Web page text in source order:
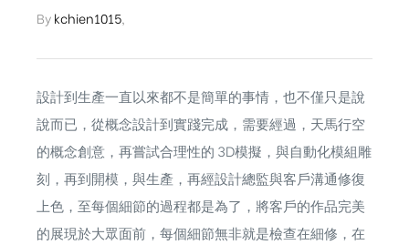
Bykchien1015
設計到生產一直以來都不是簡單的事情，也不僅只是說
說而已，從概念設計到實踐完成，需要經過，天馬行空
的概念創意，再嘗試合理性的 3D模擬，與自動化模組雕
刻，再到開模，與生產，再經設計總監與客戶溝通修復
上色，至每個細節的過程都是為了，將客戶的作品完美
的展現於大眾面前，每個細節無非就是檢查在細修，在